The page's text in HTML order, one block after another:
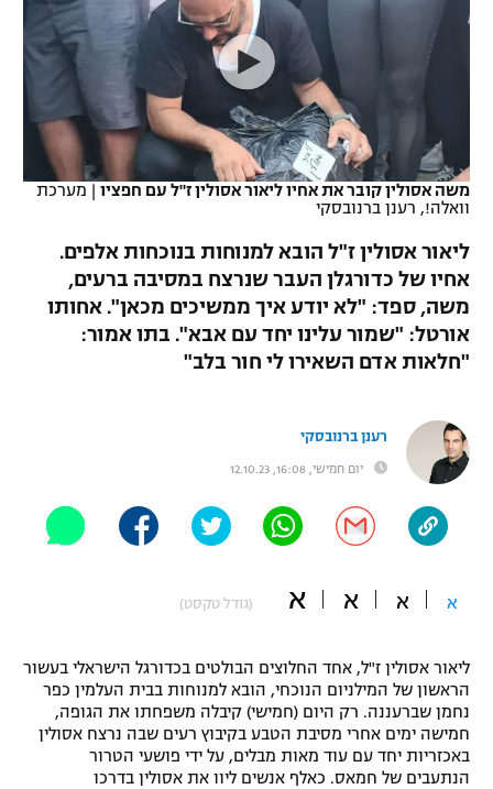
רץ ברשת
לוח שידורים
ברחבה
"מעל הליגה" – פודקאסט
"מחצית בשכונה" – פודקאסט
משתתפים וזוכים בפרסים
תקנון משתתפים וזוכים בפרסים
תקנון עבור פעילות אלקטרה
תקנון עבור פעילות ספורט 1 – "מרלן"
טניס
גיימינג E-Sports
בית"ר ירושלים
מכבי תל אביב
הפועל תל אביב
הפועל חיפה
הפועל באר שבע
בני יהודה
ליגה ספרדית
ליגה איטלקית
ליגה צרפתית
ליגה הולנדית
ליגה טורקית
ליגה סינית
ליגה ברזילאית
ליגות נוספות
הפועל ירושלים
יורוליג
טניס
כדורעף
שחייה
ג'ודו
אגרוף
UFC
היאבקות WWE
אופניים
ספורט מוטורי
פוטבול אמריקאי NFL
בייסבול MLB
משה אסולין קובר את אחיו ליאור אסולין ז"ל עם חפציו | מערכת
וואלה!, רענן ברנובסקי
ליאור אסולין ז"ל הובא למנוחות בנוכחות אלפים.
אחיו של כדורגלן העבר שנרצח במסיבה ברעים,
משה, ספד: "לא יודע איך ממשיכים מכאן". אחותו
אורטל: "שמור עלינו יחד עם אבא". בתו אמור:
"חלאות אדם השאירו לי חור בלב"
רענן ברנובסקי
יום חמישי, 16:08, 12.10.23
א א א א (גודל טקסט)
ליאור אסולין ז"ל, אחד החלוצים הבולטים בכדורגל הישראלי בעשור
הראשון של המילניום הנוכחי, הובא למנוחות בבית העלמין כפר
נחמן שברעננה. רק היום (חמישי) קיבלה משפחתו את הגופה,
חמישה ימים אחרי מסיבת הטבע בקיבוץ רעים שבה נרצח אסולין
באכזריות יחד עם עוד מאות מבלים, על ידי פושעי הטרור
הנתעבים של חמאס. כאלף אנשים ליוו את אסולין בדרכו